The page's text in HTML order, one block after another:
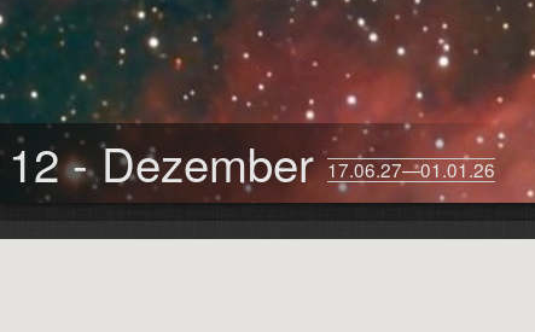
12 - Dezember17.06.27—01.01.26